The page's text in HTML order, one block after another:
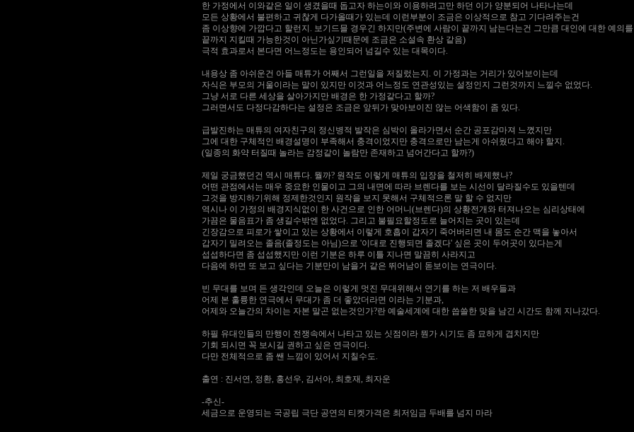
한 가정에서 이와같은 일이 생겼을때 돕고자 하는이와 이용하려고만 하던 이가 양분되어 나타나는데
모든 상황에서 불편하고 귀찮게 다가올때가 있는데 이런부분이 조금은 이상적으로 참고 기다려주는건
좀 이상향에 가깝다고 할런지. 보기드믈 경우긴 하지만(주변에 사람이 끝까지 남는다는건 그만큼 대인에 대한 예의를
끝까지 지킬때 가능한것이 아닌가싶기때문에 조금은 소설속 환상 같음)
극적 효과로서 본다면 어느정도는 용인되어 넘길수 있는 대목이다.
내용상 좀 아쉬운건 아들 매튜가 어째서 그런일을 저질렀는지. 이 가정과는 거리가 있어보이는데
자식은 부모의 거울이라는 말이 있지만 이것과 어느정도 연관성있는 설정인지 그런것까지 느낄수 없었다.
그냥 서로 다른 세상을 살아가지만 배경은 한 가정같다고 할까?
그러면서도 다정다감하다는 설정은 조금은 앞뒤가 맞아보이진 않는 어색함이 좀 있다.
급발진하는 매튜의 여자친구의 정신병적 발작은 심박이 올라가면서 순간 공포감마져 느꼈지만
그에 대한 구체적인 배경설명이 부족해서 충격이었지만 충격으로만 남는게 아쉬웠다고 해야 할지.
(일종의 화약 터질때 놀라는 감정같이 놀람만 존재하고 넘어간다고 할까?)
제일 궁금했던건 역시 매튜다. 뭘까? 원작도 이렇게 매튜의 입장을 철저히 배제했나?
어떤 관점에서는 매우 중요한 인물이고 그의 내면에 따라 브렌다를 보는 시선이 달라질수도 있을텐데
그것을 방지하기위해 정제한것인지 원작을 보지 못해서 구체적으론 말 할 수 없지만
역시나 이 가정의 배경지식없이 한 사건으로 인한 어머니(브렌다)의 상황전개와 터져나오는 심리상태에
가끔은 물음표가 좀 생길수밖엔 없었다. 그리고 불필요할정도로 늘어지는 곳이 있는데
긴장감으로 피로가 쌓이고 있는 상황에서 이렇게 호흡이 갑자기 죽어버리면 내 몸도 순간 맥을 놓아서
갑자기 밀려오는 졸음(졸정도는 아님)으로 '이대로 진행되면 졸겠다' 싶은 곳이 두어곳이 있다는게
섭섭하다면 좀 섭섭했지만 이런 기분은 하루 이틀 지나면 말끔히 사라지고
다음에 하면 또 보고 싶다는 기분만이 남을거 같은 뛰어남이 돋보이는 연극이다.
빈 무대를 보며 든 생각인데 오늘은 이렇게 멋진 무대위해서 연기를 하는 저 배우들과
어제 본 훌륭한 연극에서 무대가 좀 더 좋았더라면 이라는 기분과,
어제와 오늘간의 차이는 자본 말곤 없는것인가?란 예술세계에 대한 씁쓸한 맞을 남긴 시간도 함께 지나갔다.
하필 유대인들의 만행이 전쟁속에서 나타고 있는 싯점이라 뭔가 시기도 좀 묘하게 겹치지만
기회 되시면 꼭 보시길 권하고 싶은 연극이다.
다만 전체적으로 좀 쌘 느낌이 있어서 지칠수도.
출연 : 진서연, 정환, 홍선우, 김서아, 최호재, 최자운
-추신-
세금으로 운영되는 국공립 극단 공연의 티켓가격은 최저임금 두배를 넘지 마라